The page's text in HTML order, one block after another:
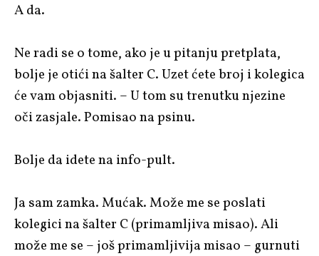
A da.
Ne radi se o tome, ako je u pitanju pretplata,
bolje je otići na šalter C. Uzet ćete broj i kolegica
će vam objasniti. – U tom su trenutku njezine
oči zasjale. Pomisao na psinu.
Bolje da idete na info-pult.
Ja sam zamka. Mućak. Može me se poslati
kolegici na šalter C (primamljiva misao). Ali
može me se – još primamljivija misao – gurnuti